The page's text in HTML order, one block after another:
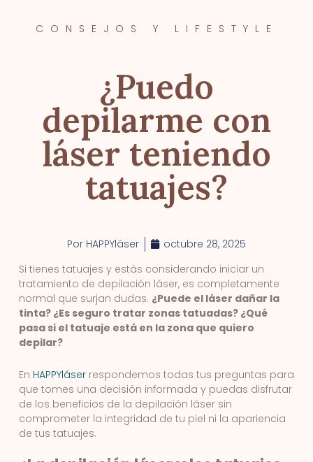
CONSEJOS Y LIFESTYLE
¿Puedo
depilarme con
láser teniendo
tatuajes?
Por HAPPYláser
octubre 28, 2025
Si tienes tatuajes y estás considerando iniciar un
tratamiento de depilación láser, es completamente
normal que surjan dudas. ¿Puede el láser dañar la
tinta? ¿Es seguro tratar zonas tatuadas? ¿Qué
pasa si el tatuaje está en la zona que quiero
depilar?
En HAPPYláserrespondemos todas tus preguntas para
que tomes una decisión informada y puedas disfrutar
de los beneficios de la depilación láser sin
comprometer la integridad de tu piel ni la apariencia
de tus tatuajes.